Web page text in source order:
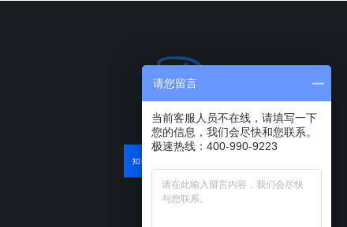
请您留言
当前客服人员不在线，请填写一下
您的信息，我们会尽快和您联系。
极速热线：400-990-9223